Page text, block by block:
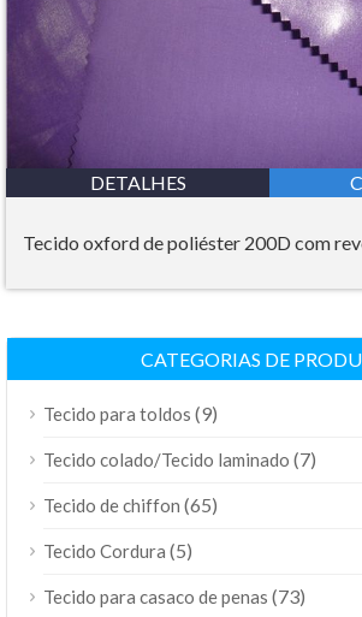
DETALHES
Tecido oxford de poliéster 200D com
CATEGORIAS DE
Tecido para toldos (9)
Tecido colado/Tecido laminado (7)
Tecido de chiffon (65)
Tecido Cordura (5)
Tecido para casaco de penas (73)